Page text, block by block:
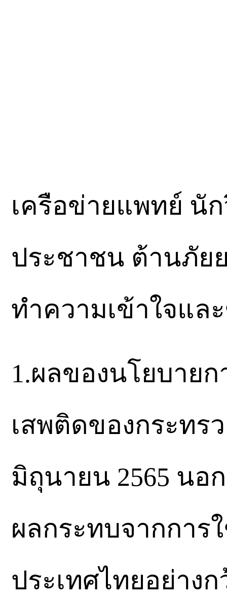
เครือข่ายแพทย์ นั
ประชาชน ต้านภัย
ทำความเข้าใจแล
1.ผลของนโยบาย
เสพติดของกระทร
มิถุนายน 2565 นอ
ผลกระทบจากการ
ประเทศไทยอย่าง